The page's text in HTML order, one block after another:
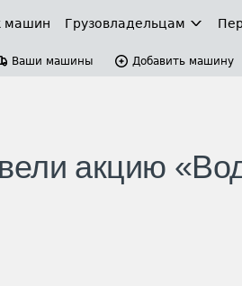
машин Грузовладельцам
Ваши машины Добавить машину
акцию